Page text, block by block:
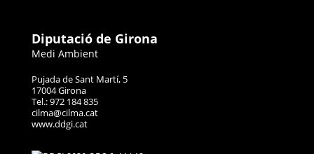
Diputació de Girona
Medi Ambient
Pujada de Sant Martí, 5
17004 Girona
Tel.: 972 184 835
cilma@cilma.cat
www.ddgi.cat